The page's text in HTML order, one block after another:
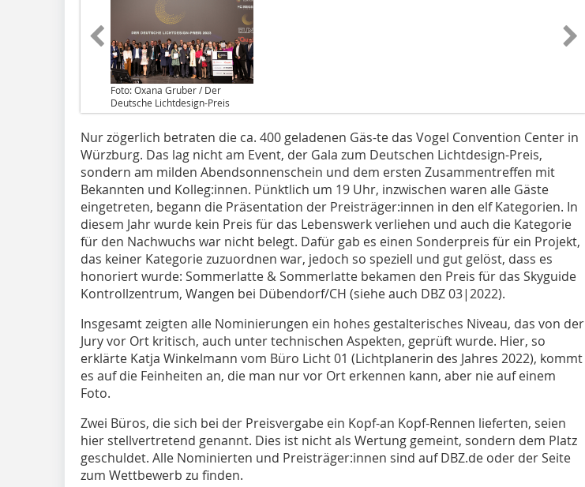
Foto: Oxana Gruber / Der
Deutsche Lichtdesign-Preis
Nur zögerlich betraten die ca. 400 geladenen Gäs-te das Vogel Convention Center in
Würzburg. Das lag nicht am Event, der Gala zum Deutschen Lichtdesign-Preis,
sondern am milden Abendsonnenschein und dem ersten Zusammentreffen mit
Bekannten und Kolleg:innen. Pünktlich um 19 Uhr, inzwischen waren alle Gäste
eingetreten, begann die Präsentation der Preisträger:innen in den elf Kategorien. In
diesem Jahr wurde kein Preis für das Lebenswerk verliehen und auch die Kategorie
für den Nachwuchs war nicht belegt. Dafür gab es einen Sonderpreis für ein Projekt,
das keiner Kategorie zuzuordnen war, jedoch so speziell und gut gelöst, dass es
honoriert wurde: Sommerlatte & Sommerlatte bekamen den Preis für das Skyguide
Kontrollzentrum, Wangen bei Dübendorf/CH (siehe auch DBZ 03|2022).
Insgesamt zeigten alle Nominierungen ein hohes gestalterisches Niveau, das von der
Jury vor Ort kritisch, auch unter technischen Aspekten, geprüft wurde. Hier, so
erklärte Katja Winkelmann vom Büro Licht 01 (Lichtplanerin des Jahres 2022), kommt
es auf die Feinheiten an, die man nur vor Ort erkennen kann, aber nie auf einem
Foto.
Zwei Büros, die sich bei der Preisvergabe ein Kopf-an Kopf-Rennen lieferten, seien
hier stellvertretend genannt. Dies ist nicht als Wertung gemeint, sondern dem Platz
geschuldet. Alle Nominierten und Preisträger:innen sind auf DBZ.de oder der Seite
zum Wettbewerb zu finden.